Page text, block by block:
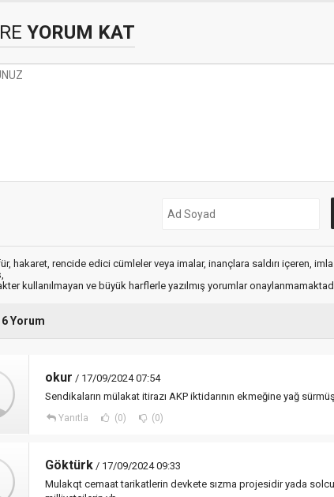
YORUM KAT
hakaret, rencide edici cümleler veya imalar, inançlara saldırı içeren,
kullanılmayan ve büyük harflerle yazılmış yorumlar
6 Yorum
okur / 17/09/2024 07:54
Sendikaların mülakat itirazı AKP iktidarının ekmeğine yağ
Yanıtla (0) (0)
Göktürk / 17/09/2024 09:33
Mulakqt cemaat tarikatlerin devkete sızma projesidir yada